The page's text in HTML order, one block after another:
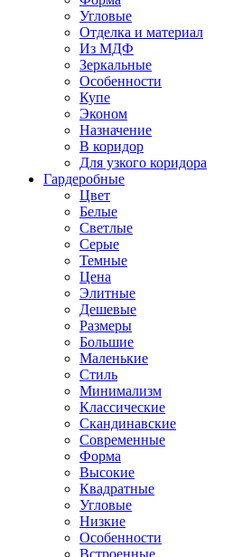
Угловые
Отделка и материал
Из МДФ
Зеркальные
Особенности
Купе
Эконом
Назначение
В коридор
Для узкого коридора
Гардеробные
Цвет
Белые
Светлые
Серые
Темные
Цена
Элитные
Дешевые
Размеры
Большие
Маленькие
Стиль
Минимализм
Классические
Скандинавские
Современные
Форма
Высокие
Квадратные
Угловые
Низкие
Особенности
Встроенные